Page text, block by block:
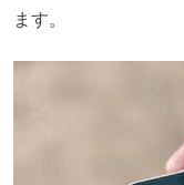
ます。